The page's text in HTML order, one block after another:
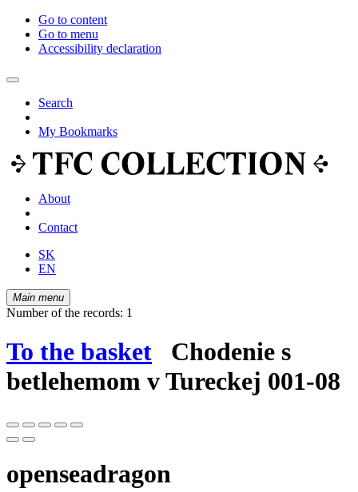
Go to content
Go to menu
Accessibility declaration
Search
My Bookmarks
About
Contact
SK
EN
Main menu
Number of the records: 1
To the basket Chodenie s
betlehemom v Tureckej 001-08
openseadragon